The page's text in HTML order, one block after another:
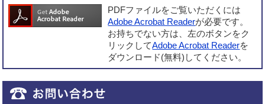
PDFファイルをご覧いただくには
Adobe Acrobat Readerが必要です。
お持ちでない方は、左のボタンをク
リックしてAdobe Acrobat Readerを
ダウンロード(無料)してください。